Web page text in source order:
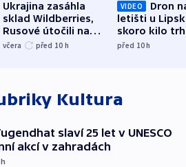
Ukrajina zasáhla
sklad Wildberries,
Rusové útočili na
trh, hasiče či
včera před 10 h
VIDEO
Dron
letišti u
skoro kilo
indicie
před 10h
Kultura
slaví 25 let v UNESCO
akcí v zahradách
h